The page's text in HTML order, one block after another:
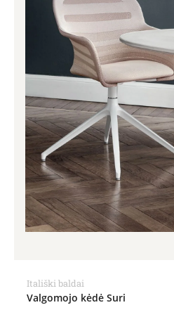
Itališki baldai
Valgomojo kėdė Suri